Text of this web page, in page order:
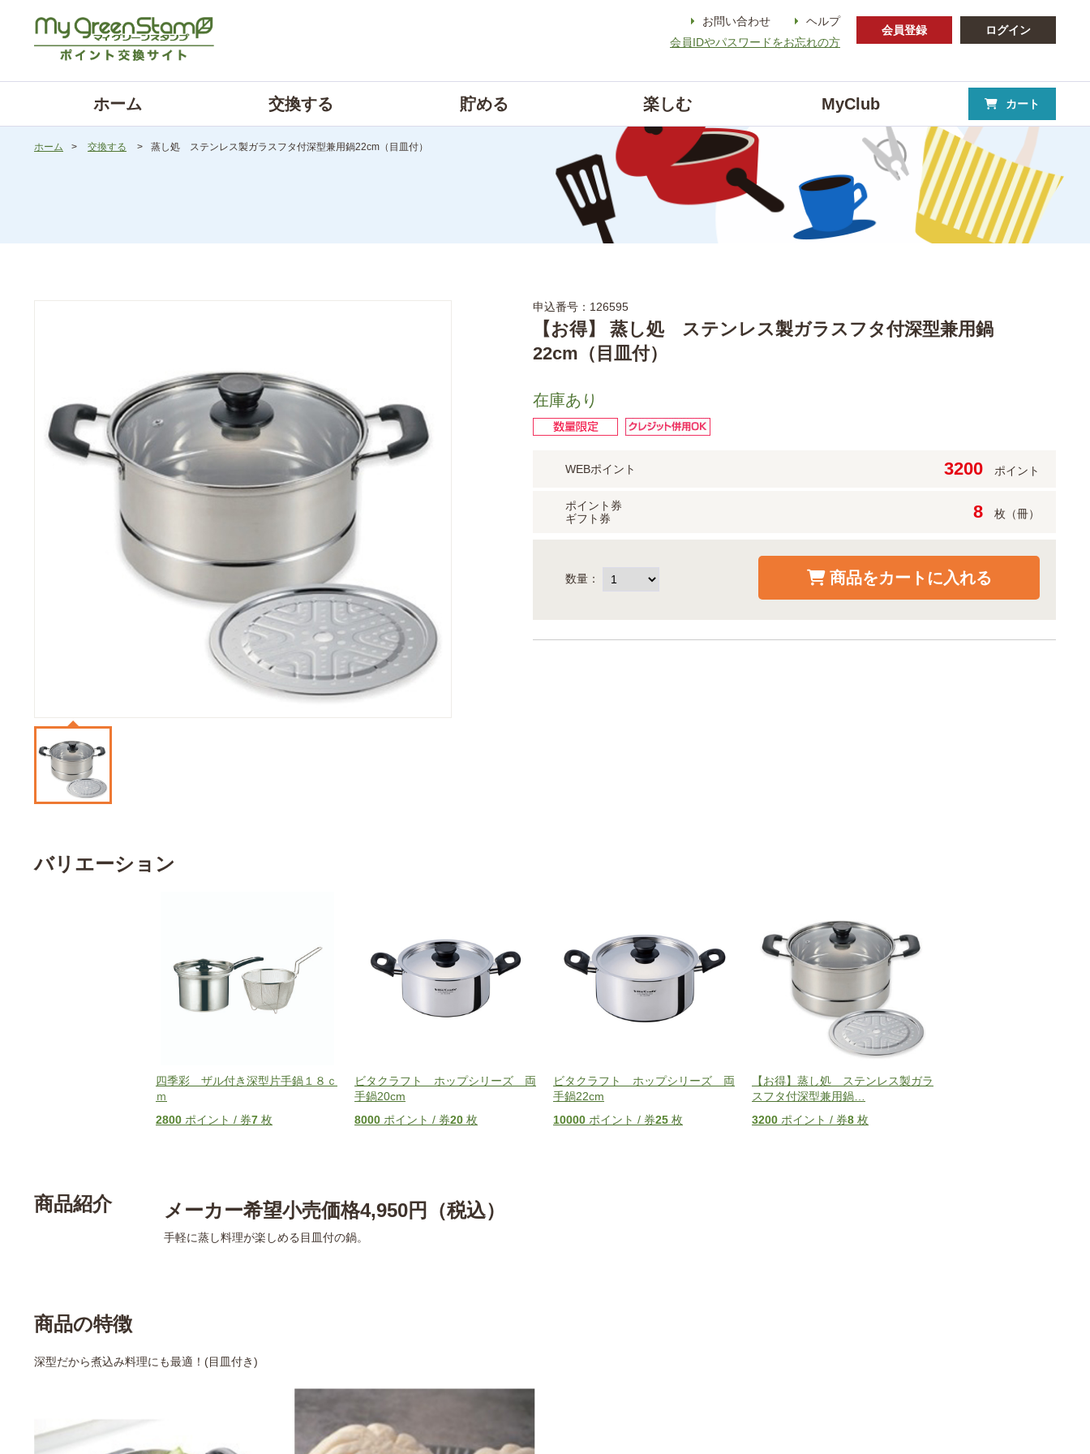
ヘルプ
お問い合わせ
会員IDやパスワードをお忘れの方
会員登録 ログイン
ホーム 交換する 貯める 楽しむ MyClub カート
ホーム > 交換する > 蒸し処 ステンレス製ガラスフタ付深型兼用鍋22cm（目皿付）
申込番号：126595
【お得】 蒸し処 ステンレス製ガラスフタ付深型兼用鍋
22cm（目皿付）
在庫あり
WEBポイント 3200 ポイント
ポイント券
ギフト券
8 枚（冊）
数量：
バリエーション
四季彩 ザル付き深型片手鍋１８ｃ
ｍ
2800 ポイント / 券7 枚
ビタクラフト ホップシリーズ 両
手鍋20cm
8000 ポイント / 券20 枚
ビタクラフト ホップシリーズ 両
手鍋22cm
10000 ポイント / 券25 枚
【お得】蒸し処 ステンレス製ガラ
スフタ付深型兼用鍋…
3200 ポイント / 券8 枚
商品紹介 メーカー希望小売価格4,950円（税込）
手軽に蒸し料理が楽しめる目皿付の鍋。
商品の特徴
深型だから煮込み料理にも最適！(目皿付き)